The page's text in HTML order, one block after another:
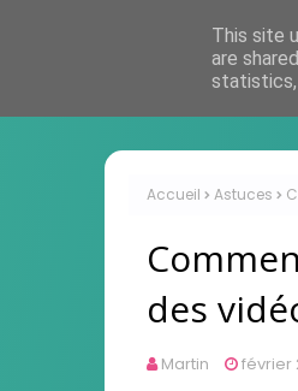
Accueil Astuces
des
Martin février
This site
are
statistics,